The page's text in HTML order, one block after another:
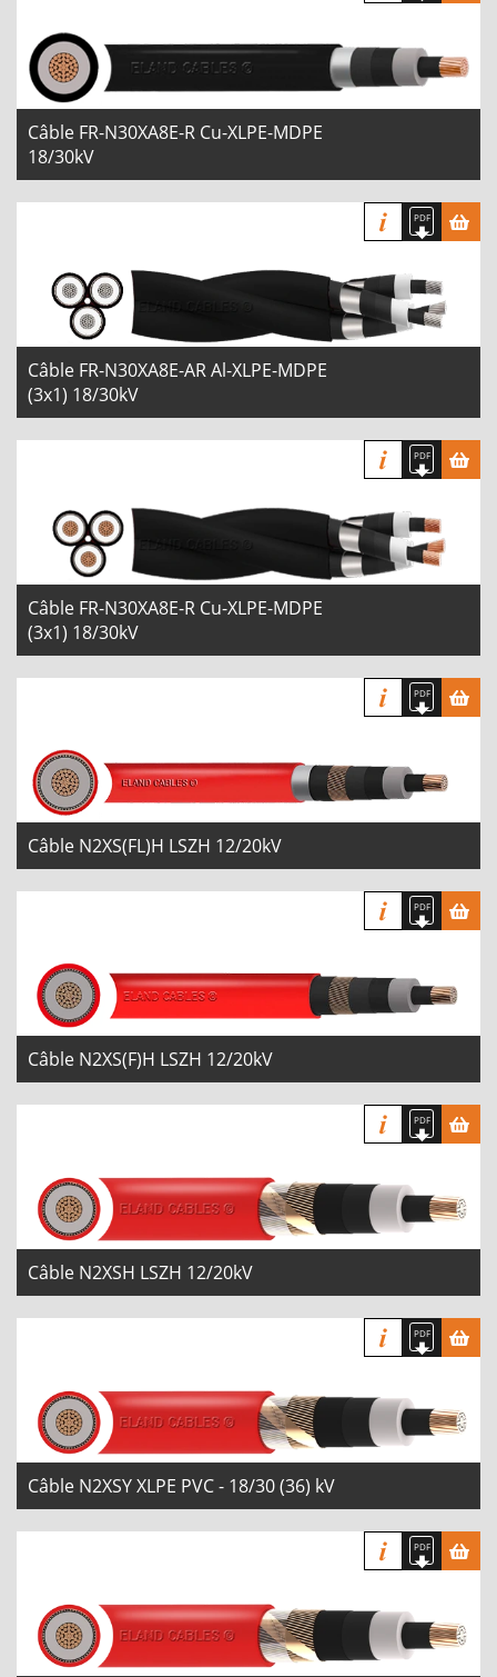
Câble FR-N30XA8E-R Cu-XLPE-MDPE
18/30kV
Câble FR-N30XA8E-AR Al-XLPE-MDPE
(3x1) 18/30kV
Câble FR-N30XA8E-R Cu-XLPE-MDPE
(3x1) 18/30kV
Câble N2XS(FL)H LSZH 12/20kV
Câble N2XS(F)H LSZH 12/20kV
Câble N2XSH LSZH 12/20kV
Câble N2XSY XLPE PVC - 18/30 (36) kV